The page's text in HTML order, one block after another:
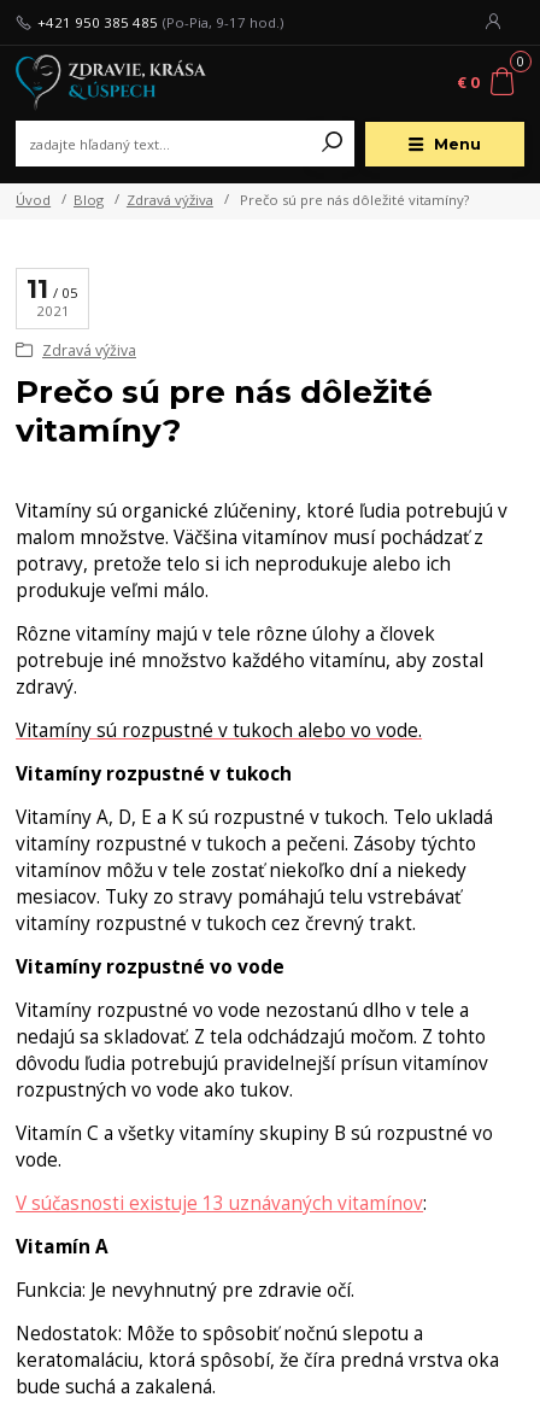
Menu
+421 950 385 485 (Po-Pia, 9-17 hod.)
0
€ 0
Úvod Blog Zdravá výživa Prečo sú pre nás dôležité vitamíny?
11
05
2021
Zdravá výživa
Prečo sú pre nás dôležité
vitamíny?
Vitamíny sú organické zlúčeniny, ktoré ľudia potrebujú v
malom množstve. Väčšina vitamínov musí pochádzať z
potravy, pretože telo si ich neprodukuje alebo ich
produkuje veľmi málo.
Rôzne vitamíny majú v tele rôzne úlohy a človek
potrebuje iné množstvo každého vitamínu, aby zostal
zdravý.
Vitamíny sú rozpustné v tukoch alebo vo vode.
Vitamíny rozpustné v tukoch
Vitamíny A, D, E a K sú rozpustné v tukoch. Telo ukladá
vitamíny rozpustné v tukoch a pečeni. Zásoby týchto
vitamínov môžu v tele zostať niekoľko dní a niekedy
mesiacov. Tuky zo stravy pomáhajú telu vstrebávať
vitamíny rozpustné v tukoch cez črevný trakt.
Vitamíny rozpustné vo vode
Vitamíny rozpustné vo vode nezostanú dlho v tele a
nedajú sa skladovať. Z tela odchádzajú močom. Z tohto
dôvodu ľudia potrebujú pravidelnejší prísun vitamínov
rozpustných vo vode ako tukov.
Vitamín C a všetky vitamíny skupiny B sú rozpustné vo
vode.
V súčasnosti existuje 13 uznávaných vitamínov:
Vitamín A
Funkcia: Je nevyhnutný pre zdravie očí.
Nedostatok: Môže to spôsobiť nočnú slepotu a
keratomaláciu, ktorá spôsobí, že číra predná vrstva oka
bude suchá a zakalená.